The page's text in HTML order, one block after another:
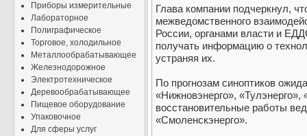
Приборы измерительные
Лабораторное
Полиграфическое
Торговое, холодильное
Металлообрабатывающее
Железнодорожное
Электротехническое
Деревообрабатывающее
Пищевое оборудование
Упаковочное
Для сферы услуг
Глава компании подчеркнул,
межведомственного
России, органами власти и
получать информацию о
устраняя их.
По прогнозам синоптиков
«Нижновэнерго»,
восстановительные работы
«Смоленскэнерго».